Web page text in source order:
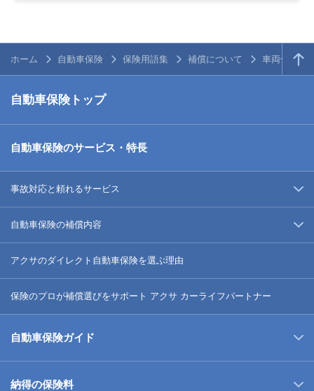
ホーム 自動車保険 保険用語集 補償について 車両保険の
自動車保険トップ
自動車保険のサービス・特長
事故対応と頼れるサービス
自動車保険の補償内容
アクサのダイレクト自動車保険を選ぶ理由
保険のプロが補償選びをサポート アクサ カーライフパートナー
自動車保険ガイド
納得の保険料